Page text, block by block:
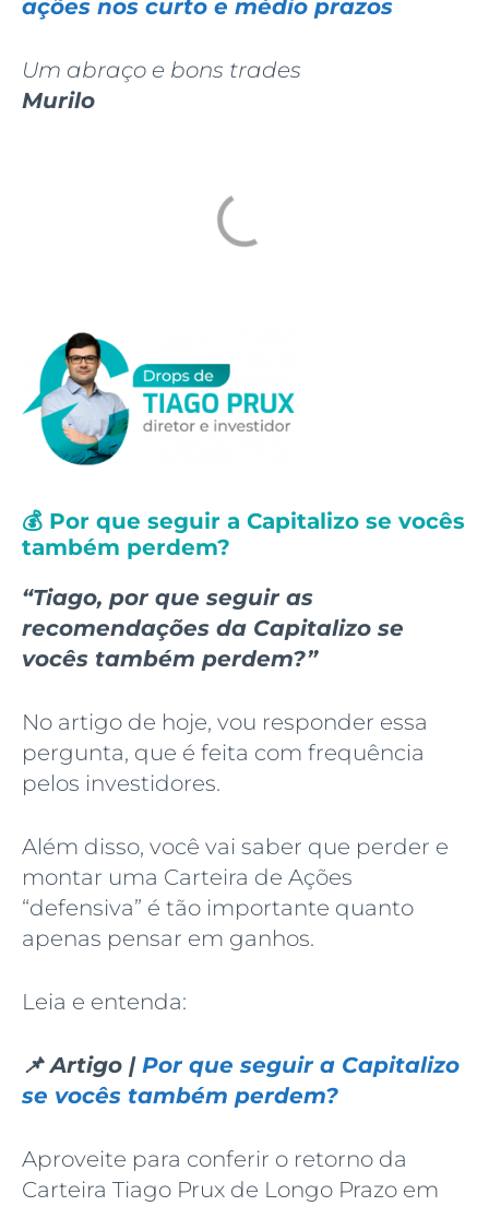
ações nos curto e médio prazos
Um abraço e bons trades
Murilo
💰 Por que seguir a Capitalizo se vocês
também perdem?
“Tiago, por que seguir as
recomendações da Capitalizo se
vocês também perdem?”
No artigo de hoje, vou responder essa
pergunta, que é feita com frequência
pelos investidores.
Além disso, você vai saber que perder e
montar uma Carteira de Ações
“defensiva” é tão importante quanto
apenas pensar em ganhos.
Leia e entenda:
📌 Artigo | Por que seguir a Capitalizo
se vocês também perdem?
Aproveite para conferir o retorno da
Carteira Tiago Prux de Longo Prazo em